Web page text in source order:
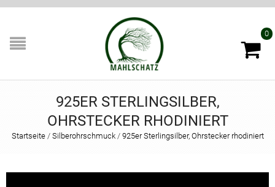
0
925ER STERLINGSILBER,
OHRSTECKER RHODINIERT
Startseite / Silberohrschmuck /925er Sterlingsilber, Ohrstecker rhodiniert